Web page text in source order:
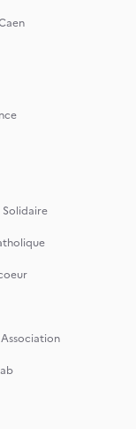
Solidaire